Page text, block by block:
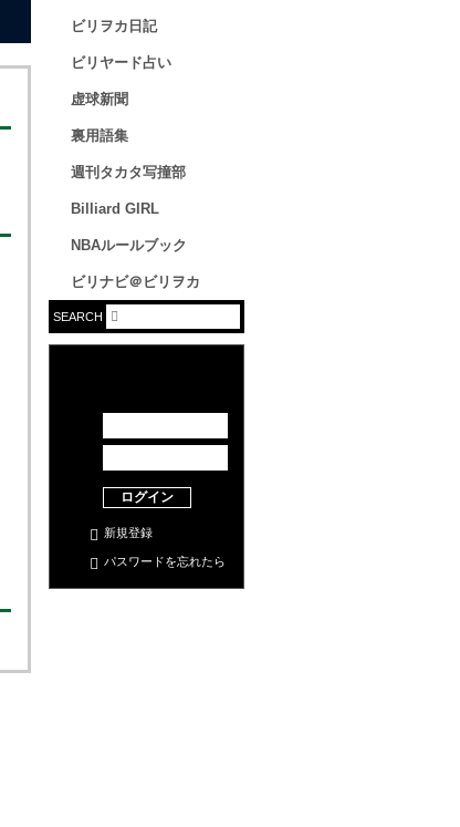
ビリヲカ日記
ビリヤード占い
虚球新聞
裏用語集
週刊タカタ写撞部
Billiard GIRL
NBAルールブック
ビリナビ＠ビリヲカ
SEARCH
ログイン
新規登録
パスワードを忘れたら